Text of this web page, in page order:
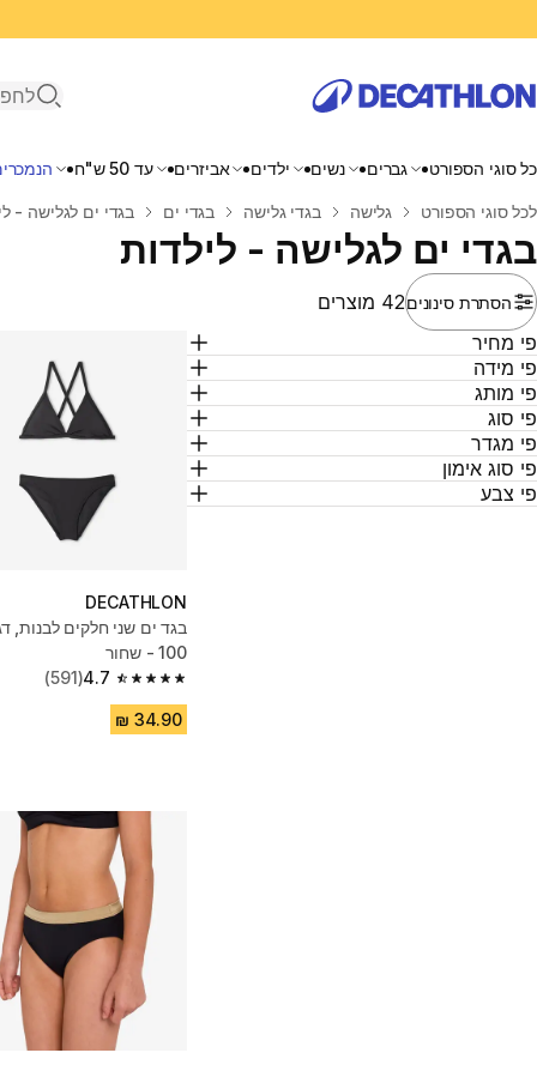
פתיחת
כל סוגי הספורט גברים נשים ילדים אביזרים עד 50 ש"ח
בית
לכל סוגי הספורט גלישה בגדי גלישה בגדי ים בגדי ים לגלישה -
בגדי ים לגלישה - לילדות
הסתרת סינונים42 מוצרים
מחיר
מידה
מותג
סוג
מגדר
סוג אימון
צבע
DECATHLON
100 - שחור
4.7
4.7 out of 5 stars from 591 reviews
(591)